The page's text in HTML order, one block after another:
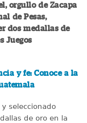
orgullo de Zacapa
de Pesas,
dos medallas de
Juegos
y fe: Conoce a la
seleccionado
de oro en la